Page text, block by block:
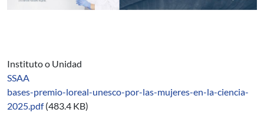
Instituto o Unidad
SSAA
bases-premio-loreal-unesco-por-las-mujeres-en-la-ciencia-
2025.pdf (483.4 KB)